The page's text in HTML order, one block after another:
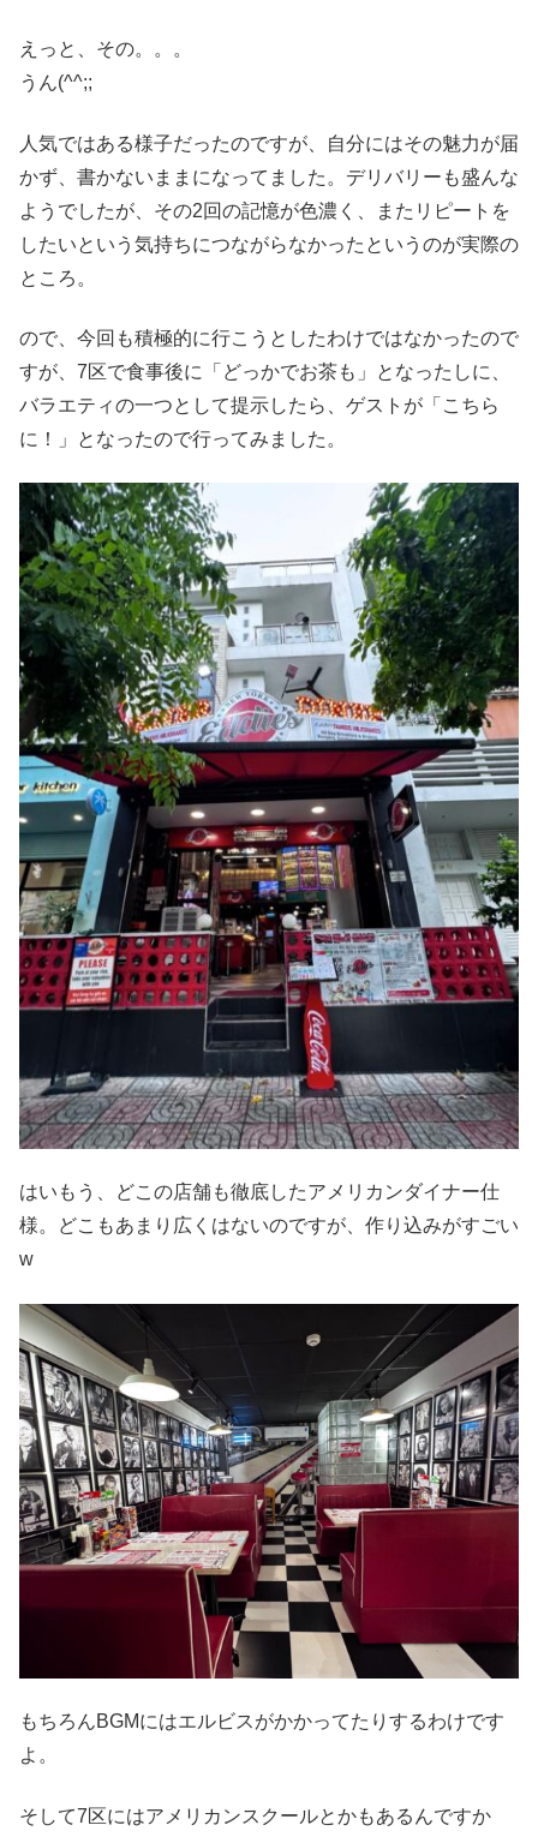
えっと、その。。。
うん(^^;;
人気ではある様子だったのですが、自分にはその魅力が届
かず、書かないままになってました。デリバリーも盛んな
ようでしたが、その2回の記憶が色濃く、またリピートを
したいという気持ちにつながらなかったというのが実際の
ところ。
ので、今回も積極的に行こうとしたわけではなかったので
すが、7区で食事後に「どっかでお茶も」となったしに、
バラエティの一つとして提示したら、ゲストが「こちら
に！」となったので行ってみました。
はいもう、どこの店舗も徹底したアメリカンダイナー仕
様。どこもあまり広くはないのですが、作り込みがすごい
w
もちろんBGMにはエルビスがかかってたりするわけです
よ。
そして7区にはアメリカンスクールとかもあるんですか